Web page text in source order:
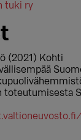
tuki ry
(2021) Kohti
toteutumisesta